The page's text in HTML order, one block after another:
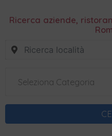
Ricerca aziende,
Seleziona Categoria